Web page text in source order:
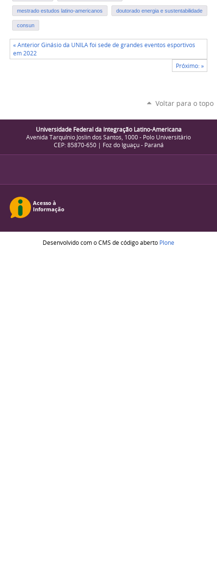
mestrado estudos latino-americanos doutorado energia e sustentabilidade
consun
« Anterior Ginásio da UNILA foi sede de grandes eventos esportivos
em 2022
Próximo: »
Voltar para o topo
Universidade Federal da Integração Latino-Americana
Avenida Tarquínio Joslin dos Santos, 1000 - Polo Universitário
CEP: 85870-650 | Foz do Iguaçu - Paraná
Desenvolvido com o CMS de código aberto Plone